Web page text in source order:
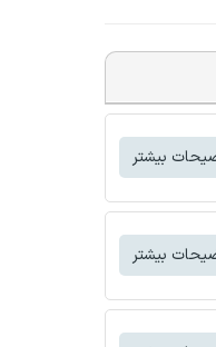
بیشتر
بیشتر